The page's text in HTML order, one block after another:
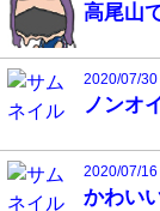
高尾山
2020/07/30
ノンオ
2020/07/16
かわい